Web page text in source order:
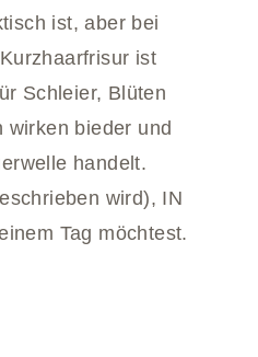
ist, aber bei
ist
Schleier, Blüten
wirken bieder und
handelt.
wird), IN
Tag möchtest.